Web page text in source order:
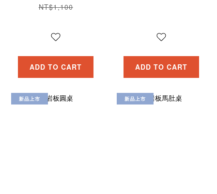
NT$1,100
ADD TO CART ADD TO CART
新品上市 新品上市